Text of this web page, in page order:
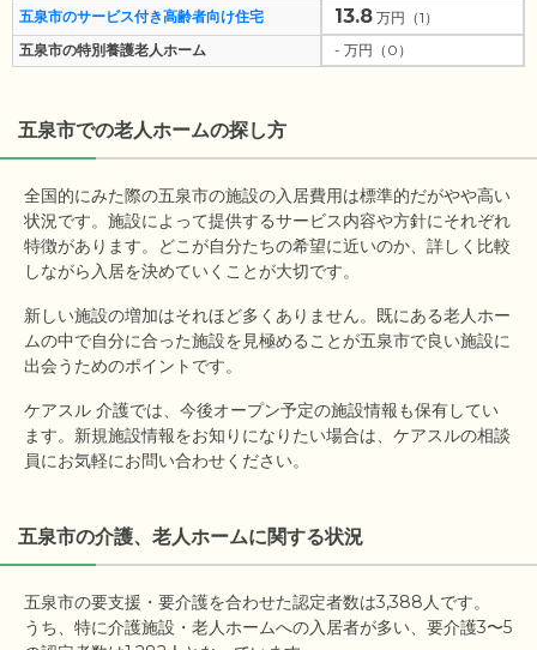
五泉市のサービス付き高齢者向け住宅
13.8 万円（1）
五泉市の特別養護老人ホーム
- 万円（0）
五泉市での老人ホームの探し方
全国的にみた際の五泉市の施設の入居費用は標準的だがやや高い
状況です。施設によって提供するサービス内容や方針にそれぞれ
特徴があります。どこが自分たちの希望に近いのか、詳しく比較
しながら入居を決めていくことが大切です。
新しい施設の増加はそれほど多くありません。既にある老人ホー
ムの中で自分に合った施設を見極めることが五泉市で良い施設に
出会うためのポイントです。
ケアスル 介護では、今後オープン予定の施設情報も保有してい
ます。新規施設情報をお知りになりたい場合は、ケアスルの相談
員にお気軽にお問い合わせください。
五泉市の介護、老人ホームに関する状況
五泉市の要支援・要介護を合わせた認定者数は3,388人です。
うち、特に介護施設・老人ホームへの入居者が多い、要介護3〜5